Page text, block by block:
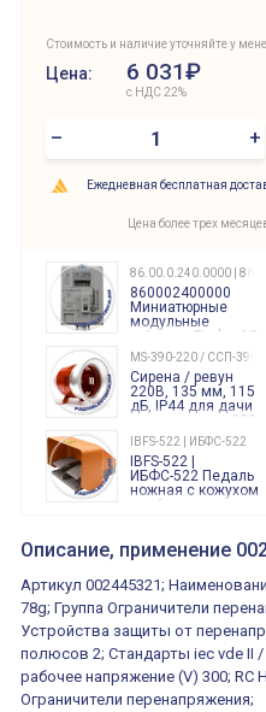
Стоимость и наличие уточняйте у
Цена: 6 031₽
с НДС 22%
– +
Ежедневная бесплатная
Цена более трех
86.00.0.240.0000 |
860002400000
Миниатюрные
модульные
таймеры Finder, 12-
240 Вольт AC/DC
Finder
86.00.0.240.0000
MS-390-220 / ССП-390
Сирена / ревун
220В, 135 мм, 115
дБ, IP44 для дачи
производства 220
Вольт звук ситены
"пожарная
тревога"
IBFS-522 | ИБФС-522
IBFS-522 |
ИБФС-522 Педаль
ножная с кожухом
двойная,
15Ампер 250В
XVR13M05L
Маячок
оранжевый
230VAC 130мм
ВКН8108
ВКН8108
Концевой
выключатель /
выключатель
путевой,
алюминиевый
800202300000С | 80 02
Описание, применение
Артикул 002445321;
78g; Группа Ограничители
Устройства защиты от
полюсов 2; Стандарты iec vde II
рабочее напряжение (V) 300; RC
Ограничители перенапряжения;